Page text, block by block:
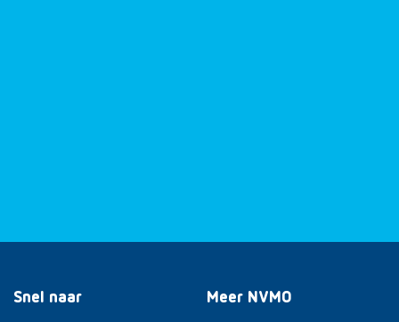
Snel naar Meer NVMO